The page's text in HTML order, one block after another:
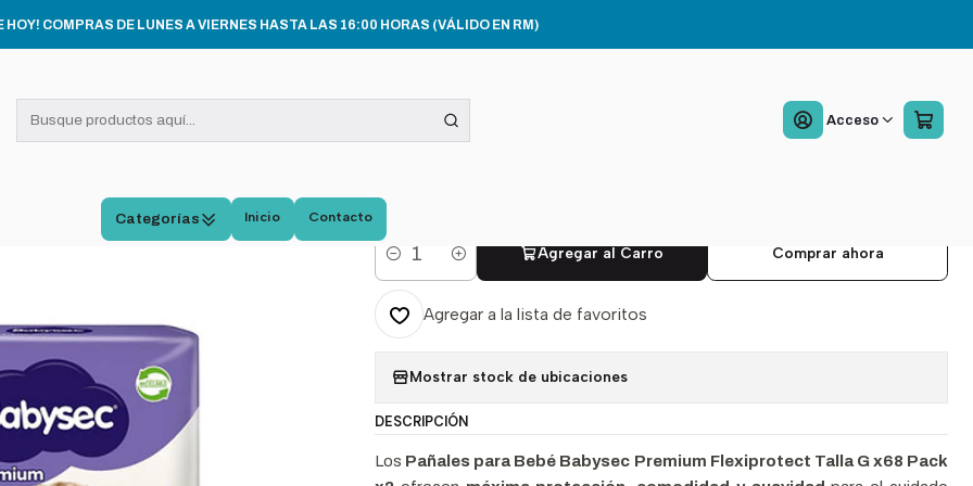
Acceso
Categorías Inicio Contacto
HOY! COMPRAS DE LUNES A VIERNES HASTA LAS 16:00 HORAS (VÁLIDO EN RM)
E HIGIENE INFANTIL Pañales Bebe Babysec Premium Flexiprotect G x68 Pack x2
Pañales Bebe Babysec
Premium Flexiprotect G x68
Pack x2
Cantidad
Agregar al Carro Comprar ahora
Agregar a la lista de favoritos
Mostrar stock de ubicaciones
DESCRIPCIÓN
Los Pañales para Bebé Babysec Premium Flexiprotect Talla G x68 Pack